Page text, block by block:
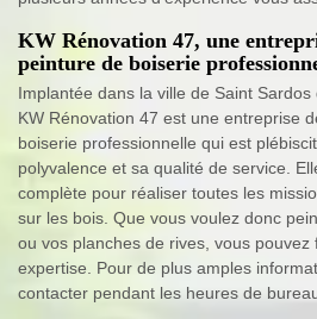
KW Rénovation 47, une
peinture de boiserie
Implantée dans la ville de Saint Sardos
KW Rénovation 47 est une entreprise
boiserie professionnelle qui est
polyvalence et sa qualité de service.
complète pour réaliser toutes les
sur les bois. Que vous voulez donc
ou vos planches de rives, vous pouvez
expertise. Pour de plus amples
contacter pendant les heures de